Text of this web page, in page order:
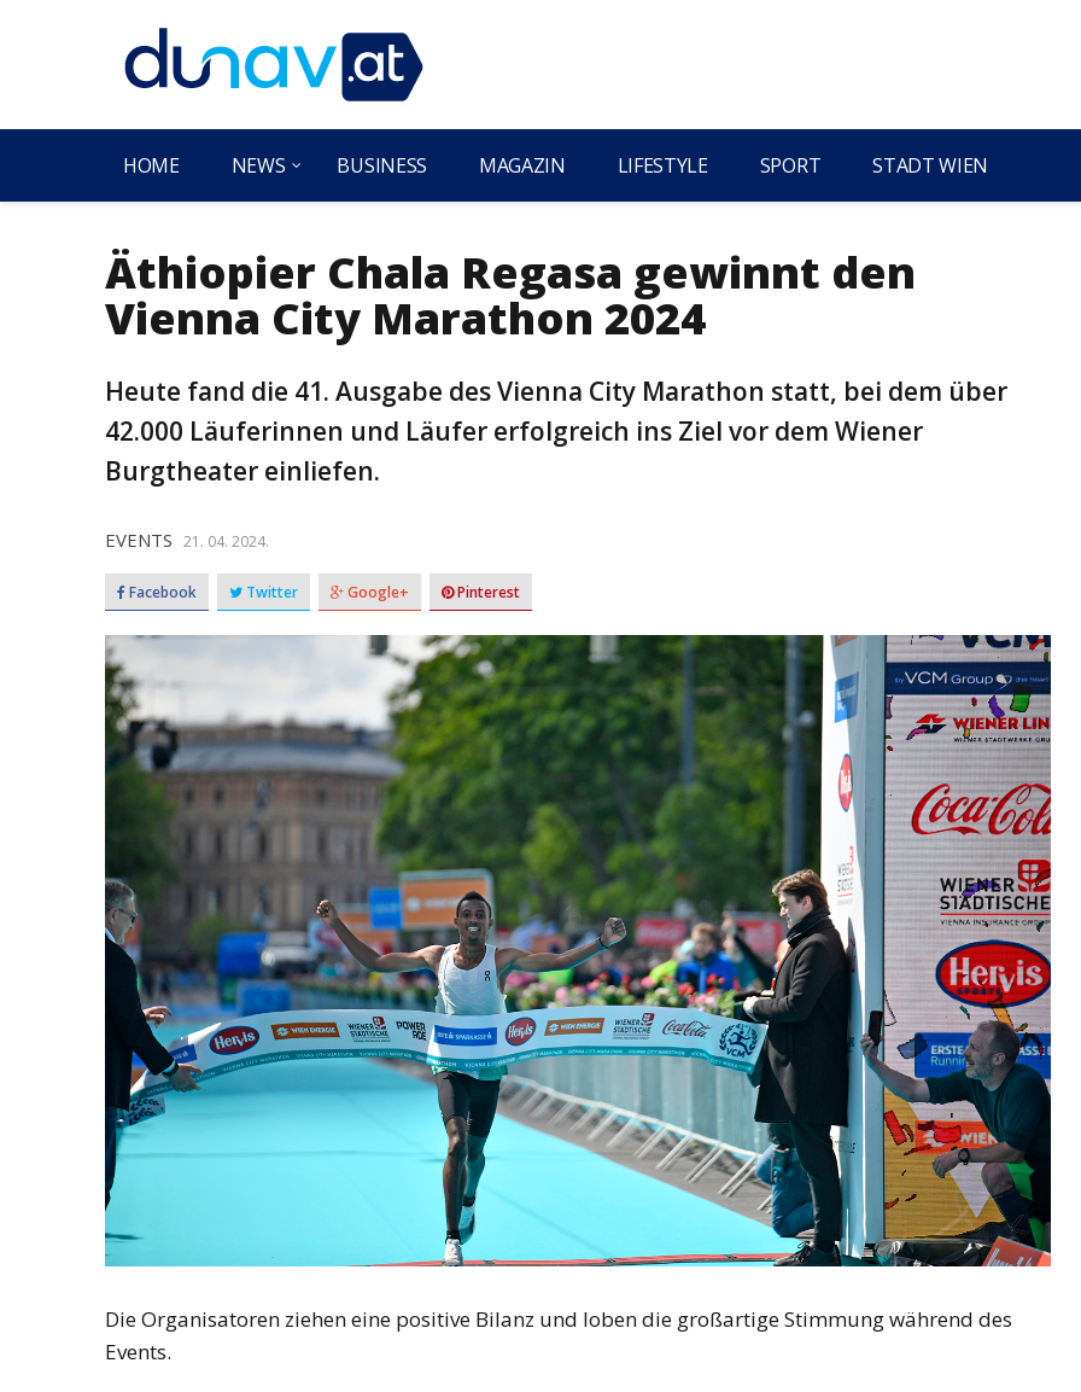
HOME NEWS BUSINESS MAGAZIN LIFESTYLE SPORT STADT WIEN
Äthiopier Chala Regasa gewinnt den
Vienna City Marathon 2024
Heute fand die 41. Ausgabe des Vienna City Marathon statt, bei dem über
42.000 Läuferinnen und Läufer erfolgreich ins Ziel vor dem Wiener
Burgtheater einliefen.
EVENTS 21. 04. 2024.
Facebook Twitter Google+ Pinterest
Die Organisatoren ziehen eine positive Bilanz und loben die großartige Stimmung während des
Events.